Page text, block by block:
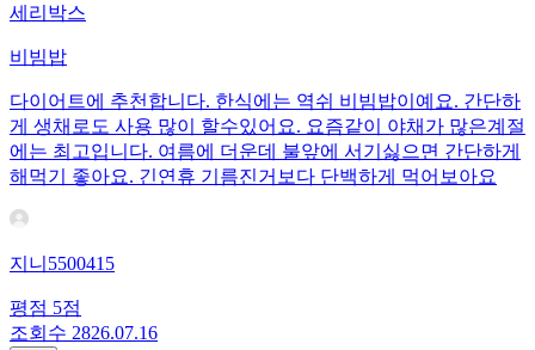
세리박스
비빔밥
다이어트에 추천합니다. 한식에는 역쉬 비빔밥이예요. 간단하
게 생채로도 사용 많이 할수있어요. 요즘같이 야채가 많은계절
에는 최고입니다. 여름에 더운데 불앞에 서기싫으면 간단하게
해먹기 좋아요. 긴연휴 기름진거보다 단백하게 먹어보아요
지니5500415
평점 5점
조회수 2826.07.16